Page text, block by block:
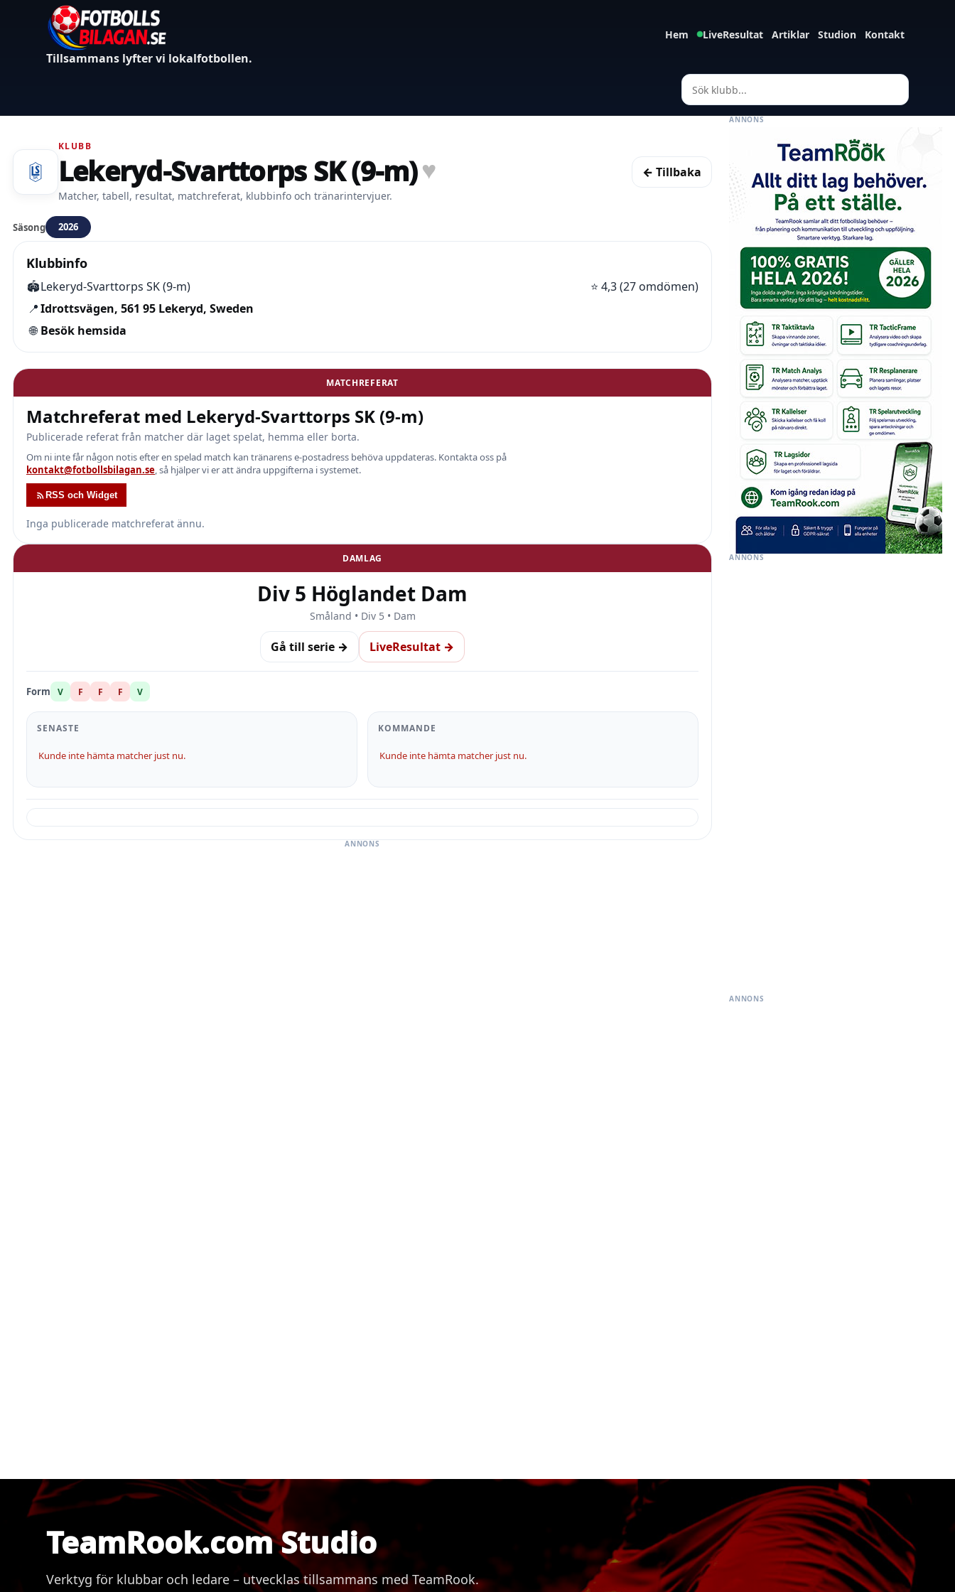
Tillsammans lyfter vi lokalfotbollen.
Hem LiveResultat Artiklar Studion Kontakt
ANNONS
ANNONS
ANNONS
KLUBB
Lekeryd-Svarttorps SK (9-m)♥
Matcher, tabell, resultat, matchreferat, klubbinfo och tränarintervjuer.
← Tillbaka
Säsong 2026
Klubbinfo
🏟️Lekeryd-Svarttorps SK (9-m) ⭐ 4,3 (27 omdömen)
📍Idrottsvägen, 561 95 Lekeryd, Sweden
🌐 Besök hemsida
MATCHREFERAT
Matchreferat med Lekeryd-Svarttorps SK (9-m)
Publicerade referat från matcher där laget spelat, hemma eller borta.
Om ni inte får någon notis efter en spelad match kan tränarens e-postadress behöva uppdateras. Kontakta oss på
kontakt@fotbollsbilagan.se, så hjälper vi er att ändra uppgifterna i systemet.
RSS och Widget
Inga publicerade matchreferat ännu.
DAMLAG
Div 5 Höglandet Dam
Småland • Div 5 • Dam
Gå till serie → LiveResultat →
Form V F F F V
SENASTE
Kunde inte hämta matcher just nu.
KOMMANDE
Kunde inte hämta matcher just nu.
ANNONS
TeamRook.com Studio
Verktyg för klubbar och ledare – utvecklas tillsammans med TeamRook.